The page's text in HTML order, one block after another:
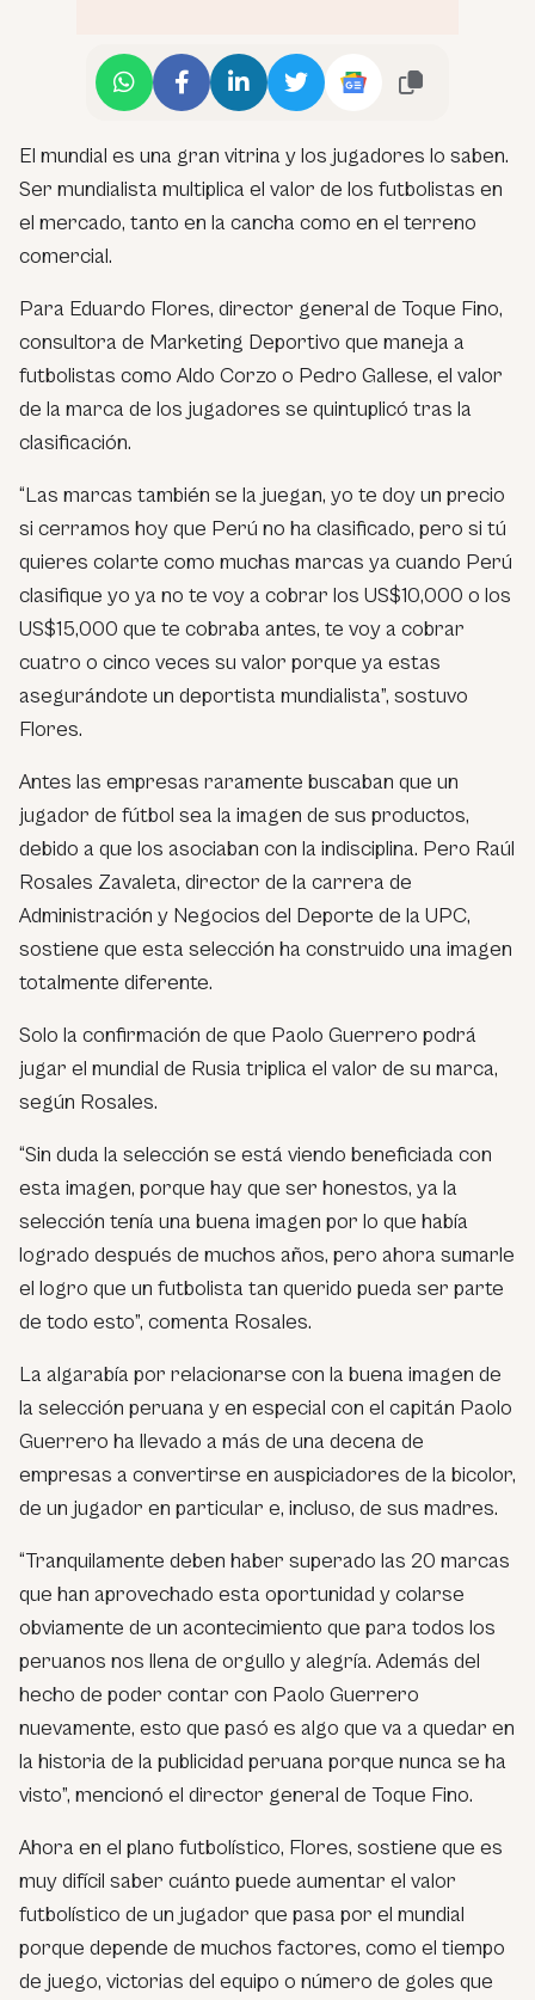
El mundial es una gran vitrina y los jugadores lo saben.
Ser mundialista multiplica el valor de los futbolistas en
el mercado, tanto en la cancha como en el terreno
comercial.
Para Eduardo Flores, director general de Toque Fino,
consultora de Marketing Deportivo que maneja a
futbolistas como Aldo Corzo o Pedro Gallese, el valor
de la marca de los jugadores se quintuplicó tras la
clasificación.
“Las marcas también se la juegan, yo te doy un precio
si cerramos hoy que Perú no ha clasificado, pero si tú
quieres colarte como muchas marcas ya cuando Perú
clasifique yo ya no te voy a cobrar los US$10,000 o los
US$15,000 que te cobraba antes, te voy a cobrar
cuatro o cinco veces su valor porque ya estas
asegurándote un deportista mundialista”, sostuvo
Flores.
Antes las empresas raramente buscaban que un
jugador de fútbol sea la imagen de sus productos,
debido a que los asociaban con la indisciplina. Pero Raúl
Rosales Zavaleta, director de la carrera de
Administración y Negocios del Deporte de la UPC,
sostiene que esta selección ha construido una imagen
totalmente diferente.
Solo la confirmación de que Paolo Guerrero podrá
jugar el mundial de Rusia triplica el valor de su marca,
según Rosales.
“Sin duda la selección se está viendo beneficiada con
esta imagen, porque hay que ser honestos, ya la
selección tenía una buena imagen por lo que había
logrado después de muchos años, pero ahora sumarle
el logro que un futbolista tan querido pueda ser parte
de todo esto”, comenta Rosales.
La algarabía por relacionarse con la buena imagen de
la selección peruana y en especial con el capitán Paolo
Guerrero ha llevado a más de una decena de
empresas a convertirse en auspiciadores de la bicolor,
de un jugador en particular e, incluso, de sus madres.
“Tranquilamente deben haber superado las 20 marcas
que han aprovechado esta oportunidad y colarse
obviamente de un acontecimiento que para todos los
peruanos nos llena de orgullo y alegría. Además del
hecho de poder contar con Paolo Guerrero
nuevamente, esto que pasó es algo que va a quedar en
la historia de la publicidad peruana porque nunca se ha
visto”, mencionó el director general de Toque Fino.
Ahora en el plano futbolístico, Flores, sostiene que es
muy difícil saber cuánto puede aumentar el valor
futbolístico de un jugador que pasa por el mundial
porque depende de muchos factores, como el tiempo
de juego, victorias del equipo o número de goles que